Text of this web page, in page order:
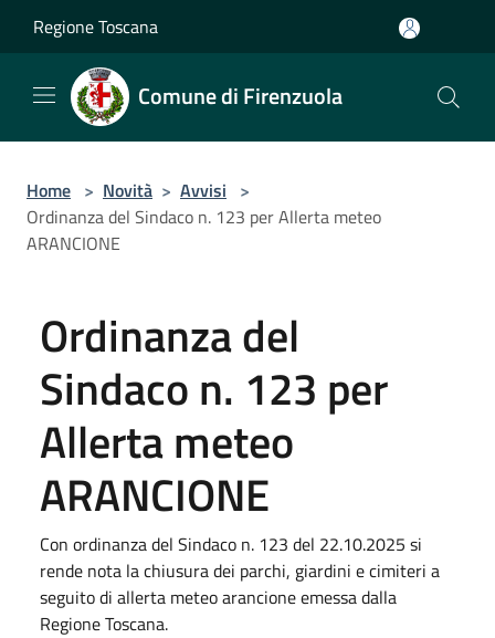
Regione Toscana
Comune di Firenzuola
Home > Novità > Avvisi >
Ordinanza del Sindaco n. 123 per Allerta meteo
ARANCIONE
Ordinanza del
Sindaco n. 123 per
Allerta meteo
ARANCIONE
Con ordinanza del Sindaco n. 123 del 22.10.2025 si
rende nota la chiusura dei parchi, giardini e cimiteri a
seguito di allerta meteo arancione emessa dalla
Regione Toscana.